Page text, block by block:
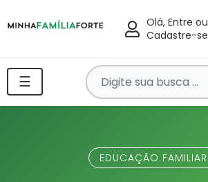
Olá, Entre ou
Cadastre-se
☰
Pesquise
por
produtos
...
EDUCAÇÃO FAMILIAR